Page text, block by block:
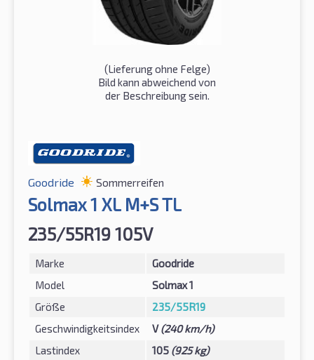
(Lieferung ohne Felge)
Bild kann abweichend von
der Beschreibung sein.
Goodride Sommerreifen
Solmax 1 XL M+S TL
235/55R19 105V
Marke
Goodride
Model
Solmax 1
Größe
235/55R19
Geschwindigkeitsindex
V(240 km/h)
Lastindex
105 (925 kg)